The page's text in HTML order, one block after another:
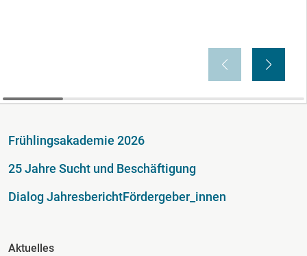
Fußzeile
Frühlingsakademie 2026
25 Jahre Sucht und Beschäftigung
Dialog JahresberichtFördergeber_innen
Fusszeile Spalte 2
Aktuelles